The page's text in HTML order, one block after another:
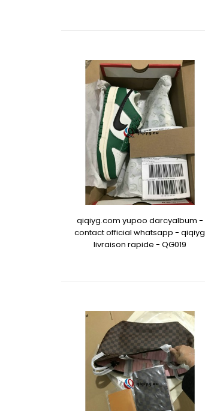
qiqiyg.com yupoo darcyalbum -
contact official whatsapp - qiqiyg
livraison rapide - QG019